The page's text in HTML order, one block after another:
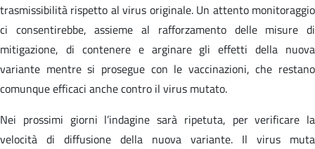
trasmissibilità rispetto al virus originale. Un attento monitoraggio
ci consentirebbe, assieme al rafforzamento delle misure di
mitigazione, di contenere e arginare gli effetti della nuova
variante mentre si prosegue con le vaccinazioni, che restano
comunque efficaci anche contro il virus mutato.
Nei prossimi giorni l’indagine sarà ripetuta, per verificare la
velocità di diffusione della nuova variante. Il virus muta